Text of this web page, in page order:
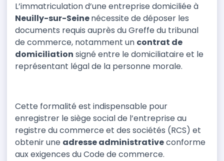
L’immatriculation d’une entreprise domiciliée à
Neuilly-sur-Seinenécessite de déposer les
documents requis auprès du Greffe du tribunal
de commerce, notamment un contrat de
domiciliation signé entre le domiciliataire et le
représentant légal de la personne morale.
Cette formalité est indispensable pour
enregistrer le siège social de l’entreprise au
registre du commerce et des sociétés (RCS) et
obtenir une adresse administrativeconforme
aux exigences du Code de commerce.